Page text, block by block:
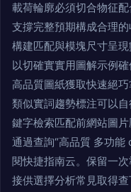
載荷輪廓必須切合物征
支撐完整預期構成合理
構建匹配與模塊尺寸呈
以切確實實用圖解示例
高品質圖紙獲取快速絕
類似實詞趨勢標注可以
鍵字檢索匹配前網站圖
通過查詢“高品質 多功
閱快捷指南云。保留一
接供選擇分析常見取得